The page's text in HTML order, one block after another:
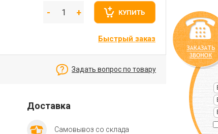
КУПИТЬ
Быстрый заказ
Задать вопрос по товару
Доставка
Самовывоз со склада